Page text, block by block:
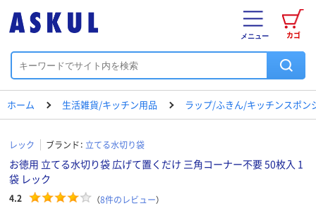
カゴ
メニュー
ホーム 生活雑貨/キッチン用品 ラップ/ふきん/キッチンスポン
レック ブランド： 立てる水切り袋
お徳用 立てる水切り袋 広げて置くだけ 三角コーナー不要 50枚入 1
袋 レック
4.2 （8件のレビュー）